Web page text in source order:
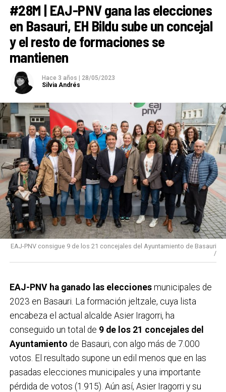
#28M | EAJ-PNV gana las elecciones
en Basauri, EH Bildu sube un concejal
y el resto de formaciones se
mantienen
Hace 3 años
28/05/2023
Silvia Andrés
EAJ-PNV consigue 9 de los 21 concejales del Ayuntamiento de Basauri
/
EAJ-PNV ha ganado las eleccionesmunicipales de
2023 en Basauri. La formación jeltzale, cuya lista
encabeza el actual alcalde Asier Iragorri, ha
conseguido un total de 9 de los 21 concejales del
Ayuntamiento de Basauri, con algo más de 7.000
votos. El resultado supone un edil menos que en las
pasadas elecciones municipales y una importante
pérdida de votos (1.915). Aún así, Asier Iragorri y su